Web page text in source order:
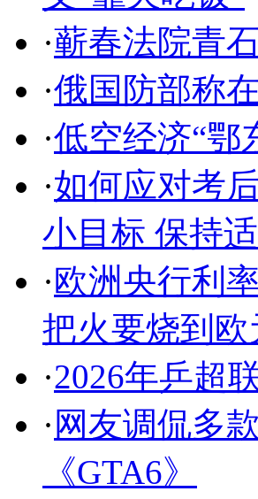
·蕲春法院青
·俄国防部称
·低空经济“鄂
·如何应对考
小目标 保持
·欧洲央行利
把火要烧到欧
·2026年乒超
· 网友调侃多
《GTA6》